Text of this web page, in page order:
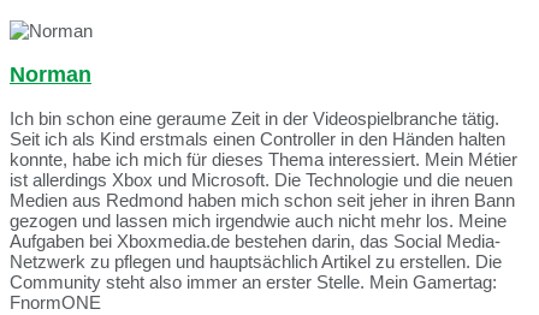
Norman
Ich bin schon eine geraume Zeit in der Videospielbranche tätig.
Seit ich als Kind erstmals einen Controller in den Händen halten
konnte, habe ich mich für dieses Thema interessiert. Mein Métier
ist allerdings Xbox und Microsoft. Die Technologie und die neuen
Medien aus Redmond haben mich schon seit jeher in ihren Bann
gezogen und lassen mich irgendwie auch nicht mehr los. Meine
Aufgaben bei Xboxmedia.de bestehen darin, das Social Media-
Netzwerk zu pflegen und hauptsächlich Artikel zu erstellen. Die
Community steht also immer an erster Stelle. Mein Gamertag:
FnormONE